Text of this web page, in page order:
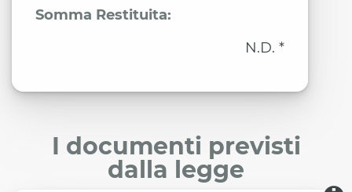
Somma Restituita:
N.D. *
I documenti previsti
dalla legge